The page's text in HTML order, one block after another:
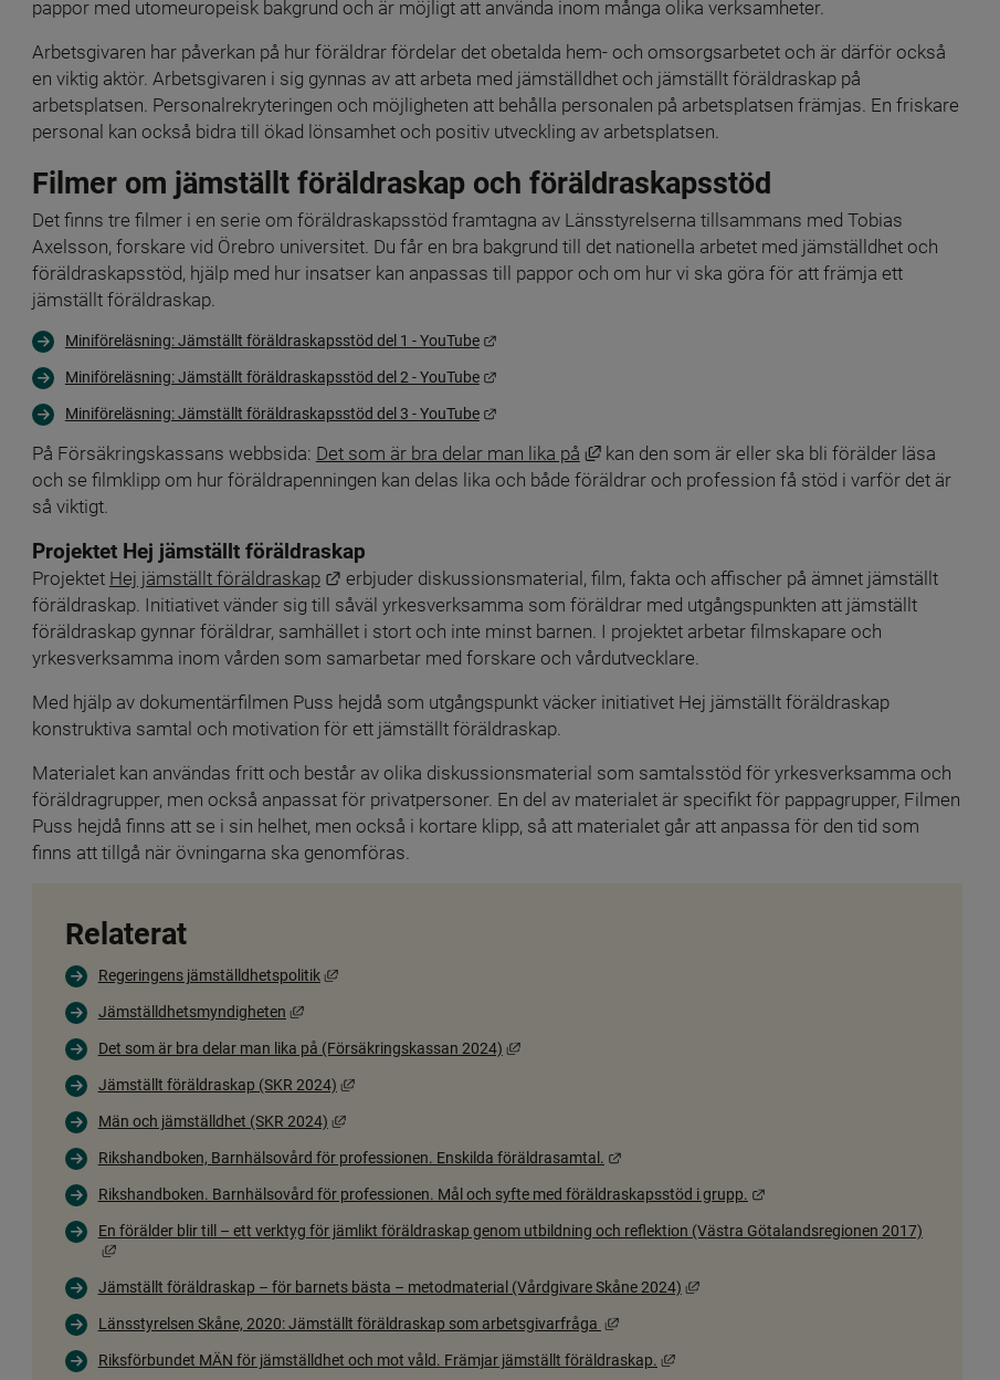
pappor med utomeuropeisk bakgrund och är möjligt att använda inom många olika verksamheter.
Arbetsgivaren har påverkan på hur föräldrar fördelar det obetalda hem- och omsorgsarbetet och är därför också
en viktig aktör. Arbetsgivaren i sig gynnas av att arbeta med jämställdhet och jämställt föräldraskap på
arbetsplatsen. Personalrekryteringen och möjligheten att behålla personalen på arbetsplatsen främjas. En friskare
personal kan också bidra till ökad lönsamhet och positiv utveckling av arbetsplatsen.
Filmer om jämställt föräldraskap och föräldraskapsstöd
Det finns tre filmer i en serie om föräldraskapsstöd framtagna av Länsstyrelserna tillsammans med Tobias
Axelsson, forskare vid Örebro universitet. Du får en bra bakgrund till det nationella arbetet med jämställdhet och
föräldraskapsstöd, hjälp med hur insatser kan anpassas till pappor och om hur vi ska göra för att främja ett
jämställt föräldraskap.
Miniföreläsning: Jämställt föräldraskapsstöd del 1 - YouTube Länk till annan webbplats.
Miniföreläsning: Jämställt föräldraskapsstöd del 2 - YouTube Länk till annan webbplats.
Miniföreläsning: Jämställt föräldraskapsstöd del 3 - YouTube Länk till annan webbplats.
På Försäkringskassans webbsida: Det som är bra delar man lika på Länk till annan webbplats, öppnas i nytt fönster.
kan den som är eller ska bli förälder läsa
och se filmklipp om hur föräldrapenningen kan delas lika och både föräldrar och profession få stöd i varför det är
så viktigt.
Projektet Hej jämställt föräldraskap
Projektet Hej jämställt föräldraskap Länk till annan webbplats.
erbjuder diskussionsmaterial, film, fakta och affischer på ämnet jämställt
föräldraskap. Initiativet vänder sig till såväl yrkesverksamma som föräldrar med utgångspunkten att jämställt
föräldraskap gynnar föräldrar, samhället i stort och inte minst barnen. I projektet arbetar filmskapare och
yrkesverksamma inom vården som samarbetar med forskare och vårdutvecklare.
Med hjälp av dokumentärfilmen Puss hejdå som utgångspunkt väcker initiativet Hej jämställt föräldraskap
konstruktiva samtal och motivation för ett jämställt föräldraskap.
Materialet kan användas fritt och består av olika diskussionsmaterial som samtalsstöd för yrkesverksamma och
föräldragrupper, men också anpassat för privatpersoner. En del av materialet är specifikt för pappagrupper, Filmen
Puss hejdå finns att se i sin helhet, men också i kortare klipp, så att materialet går att anpassa för den tid som
finns att tillgå när övningarna ska genomföras.
Relaterat
Regeringens jämställdhetspolitik Länk till annan webbplats, öppnas i nytt fönster.
Jämställdhetsmyndigheten Länk till annan webbplats, öppnas i nytt fönster.
Det som är bra delar man lika på (Försäkringskassan 2024) Länk till annan webbplats, öppnas i nytt fönster.
Jämställt föräldraskap (SKR 2024) Länk till annan webbplats, öppnas i nytt fönster.
Män och jämställdhet (SKR 2024) Länk till annan webbplats, öppnas i nytt fönster.
Rikshandboken, Barnhälsovård för professionen. Enskilda föräldrasamtal. Länk till annan webbplats.
Rikshandboken. Barnhälsovård för professionen. Mål och syfte med föräldraskapsstöd i grupp. Länk till annan webbplats.
En förälder blir till – ett verktyg för jämlikt föräldraskap genom utbildning och reflektion (Västra Götalandsregionen 2017)
Länk till annan webbplats, öppnas i nytt fönster.
Jämställt föräldraskap – för barnets bästa – metodmaterial (Vårdgivare Skåne 2024) Länk till annan webbplats, öppnas i nytt
Länsstyrelsen Skåne, 2020: Jämställt föräldraskap som arbetsgivarfråga Länk till annan webbplats, öppnas i nytt fönster.
Riksförbundet MÄN för jämställdhet och mot våld. Främjar jämställt föräldraskap. Länk till annan webbplats, öppnas i nytt